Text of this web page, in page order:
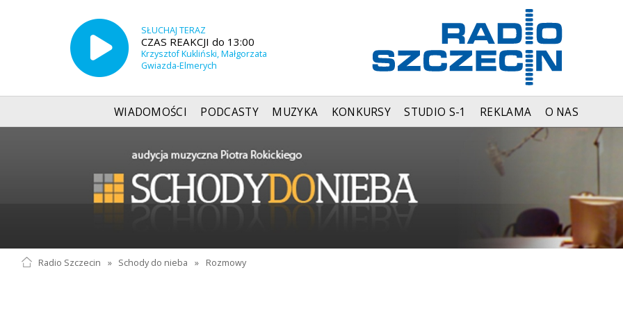
SŁUCHAJ TERAZ
CZAS REAKCJI do 13:00
Krzysztof Kukliński, Małgorzata
Gwiazda-Elmerych
WIADOMOŚCI PODCASTY MUZYKA KONKURSY STUDIO S-1 REKLAMA O NAS
Radio Szczecin » Schody do nieba » Rozmowy